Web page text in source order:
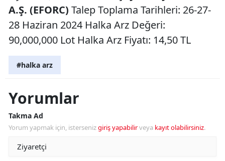
A.Ş. (EFORC) Talep Toplama Tarihleri: 26-27-
28 Haziran 2024 Halka Arz Değeri:
90,000,000 Lot Halka Arz Fiyatı: 14,50 TL
#halka arz
Yorumlar
Takma Ad
Yorum yapmak için, istersenizgiriş yapabilirveya kayıt olabilirsiniz.